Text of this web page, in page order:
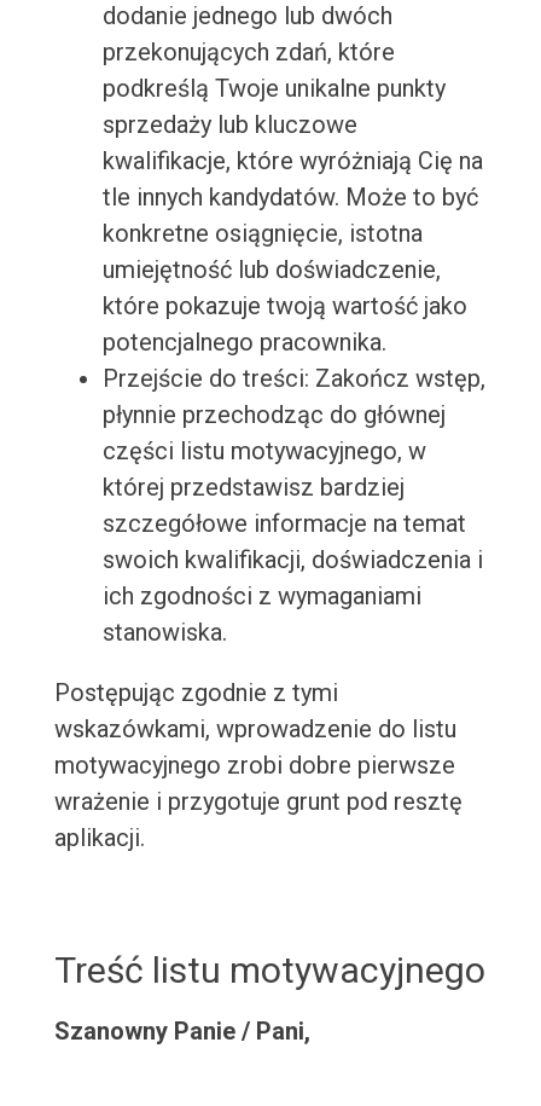
dodanie jednego lub dwóch
przekonujących zdań, które
podkreślą Twoje unikalne punkty
sprzedaży lub kluczowe
kwalifikacje, które wyróżniają Cię na
tle innych kandydatów. Może to być
konkretne osiągnięcie, istotna
umiejętność lub doświadczenie,
które pokazuje twoją wartość jako
potencjalnego pracownika.
Przejście do treści: Zakończ wstęp,
płynnie przechodząc do głównej
części listu motywacyjnego, w
której przedstawisz bardziej
szczegółowe informacje na temat
swoich kwalifikacji, doświadczenia i
ich zgodności z wymaganiami
stanowiska.
Postępując zgodnie z tymi
wskazówkami, wprowadzenie do listu
motywacyjnego zrobi dobre pierwsze
wrażenie i przygotuje grunt pod resztę
aplikacji.
Treść listu motywacyjnego
Szanowny Panie / Pani,